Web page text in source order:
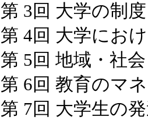
第 3回 大学の制度
第 4回 大学にお
第 5回 地域・社
第 6回 教育のマ
第 7回 大学生の